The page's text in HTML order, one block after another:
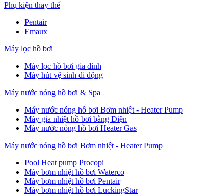
Phụ kiện thay thế
Pentair
Emaux
Máy lọc hồ bơi
Máy lọc hồ bơi gia đình
Máy hút vệ sinh di động
Máy nước nóng hồ bơi & Spa
Máy nước nóng hồ bơi Bơm nhiệt - Heater Pump
Máy gia nhiệt hồ bơi bằng Điện
Máy nước nóng hồ bơi Heater Gas
Máy nước nóng hồ bơi Bơm nhiệt - Heater Pump
Pool Heat pump Procopi
Máy bơm nhiệt hồ bơi Waterco
Máy bơm nhiệt hồ bơi Pentair
Máy bơm nhiệt hồ bơi LuckingStar